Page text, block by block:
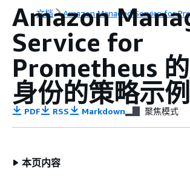
文档 Amazon Managed Service for
Amazon
Service for
Prometheus
身份的策略示例
PDF RSS Markdown 聚焦模式
本页内容